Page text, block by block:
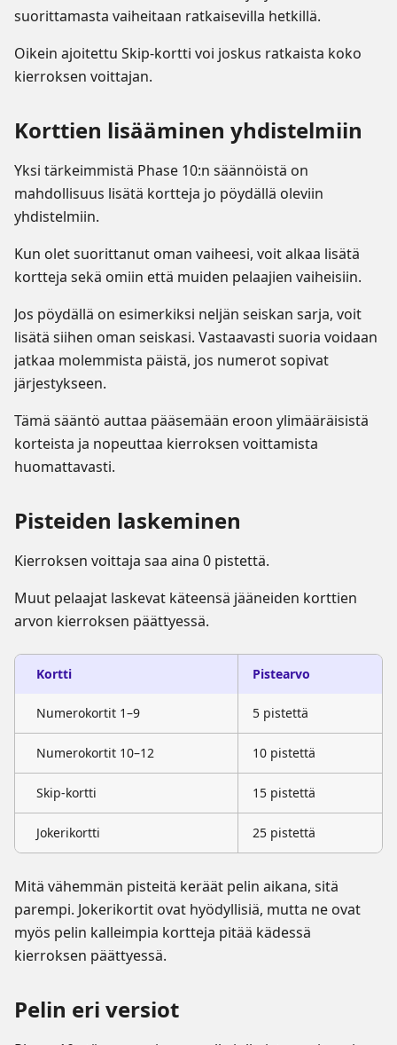
suorittamasta vaiheitaan ratkaisevilla hetkillä.
Oikein ajoitettu Skip-kortti voi joskus ratkaista koko
kierroksen voittajan.
Korttien lisääminen yhdistelmiin
Yksi tärkeimmistä Phase 10:n säännöistä on
mahdollisuus lisätä kortteja jo pöydällä oleviin
yhdistelmiin.
Kun olet suorittanut oman vaiheesi, voit alkaa lisätä
kortteja sekä omiin että muiden pelaajien vaiheisiin.
Jos pöydällä on esimerkiksi neljän seiskan sarja, voit
lisätä siihen oman seiskasi. Vastaavasti suoria voidaan
jatkaa molemmista päistä, jos numerot sopivat
järjestykseen.
Tämä sääntö auttaa pääsemään eroon ylimääräisistä
korteista ja nopeuttaa kierroksen voittamista
huomattavasti.
Pisteiden laskeminen
Kierroksen voittaja saa aina 0 pistettä.
Muut pelaajat laskevat käteensä jääneiden korttien
arvon kierroksen päättyessä.
Kortti Pistearvo
Numerokortit 1–9 5 pistettä
Numerokortit 10–12 10 pistettä
Skip-kortti 15 pistettä
Jokerikortti 25 pistettä
Mitä vähemmän pisteitä keräät pelin aikana, sitä
parempi. Jokerikortit ovat hyödyllisiä, mutta ne ovat
myös pelin kalleimpia kortteja pitää kädessä
kierroksen päättyessä.
Pelin eri versiot